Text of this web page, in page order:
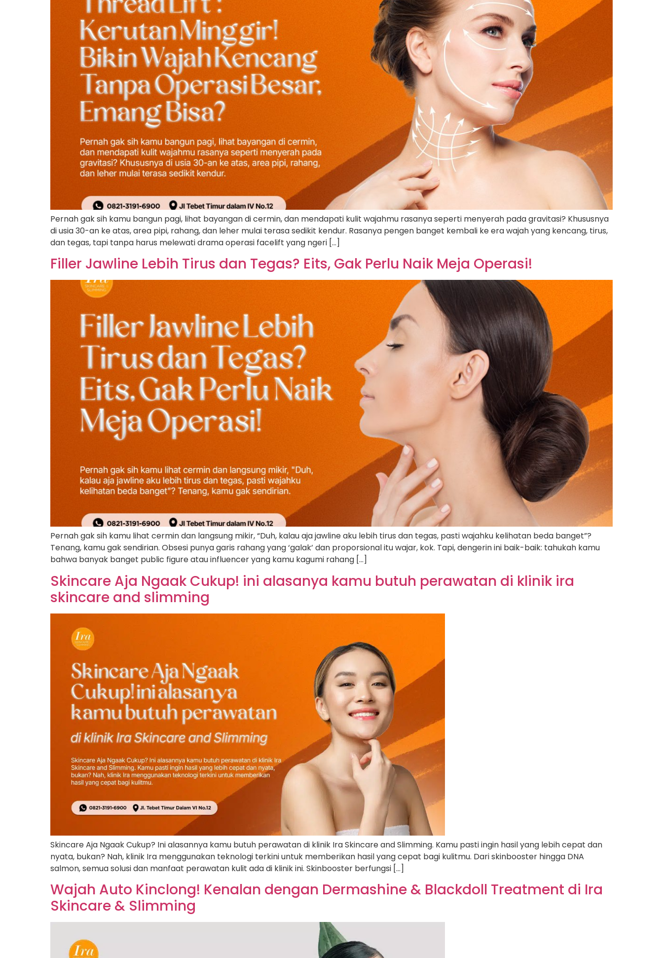
Pernah gak sih kamu bangun pagi, lihat bayangan di cermin, dan mendapati kulit wajahmu rasanya seperti menyerah pada gravitasi? Khususnya
di usia 30-an ke atas, area pipi, rahang, dan leher mulai terasa sedikit kendur. Rasanya pengen banget kembali ke era wajah yang kencang, tirus,
dan tegas, tapi tanpa harus melewati drama operasi facelift yang ngeri […]
Filler Jawline Lebih Tirus dan Tegas? Eits, Gak Perlu Naik Meja Operasi!
Pernah gak sih kamu lihat cermin dan langsung mikir, “Duh, kalau aja jawline aku lebih tirus dan tegas, pasti wajahku kelihatan beda banget”?
Tenang, kamu gak sendirian. Obsesi punya garis rahang yang ‘galak’ dan proporsional itu wajar, kok. Tapi, dengerin ini baik-baik: tahukah kamu
bahwa banyak banget public figure atau influencer yang kamu kagumi rahang […]
Skincare Aja Ngaak Cukup! ini alasanya kamu butuh perawatan di klinik ira
skincare and slimming
Skincare Aja Ngaak Cukup? Ini alasannya kamu butuh perawatan di klinik Ira Skincare and Slimming. Kamu pasti ingin hasil yang lebih cepat dan
nyata, bukan? Nah, klinik Ira menggunakan teknologi terkini untuk memberikan hasil yang cepat bagi kulitmu. Dari skinbooster hingga DNA
salmon, semua solusi dan manfaat perawatan kulit ada di klinik ini. Skinbooster berfungsi […]
Wajah Auto Kinclong! Kenalan dengan Dermashine & Blackdoll Treatment di Ira
Skincare & Slimming